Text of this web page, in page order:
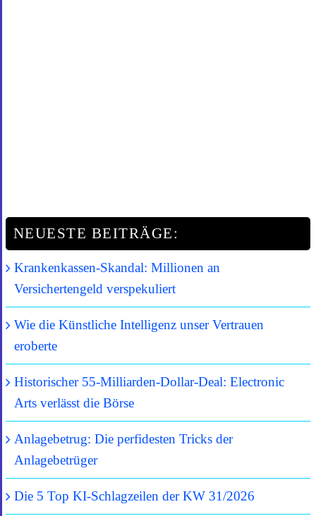
NEUESTE BEITRÄGE:
Krankenkassen-Skandal: Millionen an
Versichertengeld verspekuliert
Wie die Künstliche Intelligenz unser Vertrauen
eroberte
Historischer 55-Milliarden-Dollar-Deal: Electronic
Arts verlässt die Börse
Anlagebetrug: Die perfidesten Tricks der
Anlagebetrüger
Die 5 Top KI-Schlagzeilen der KW 31/2026